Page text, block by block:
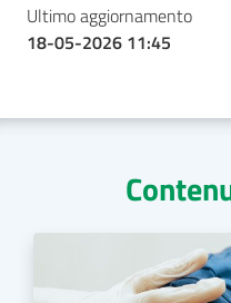
Ultimo aggiornamento
18-05-2026 11:45